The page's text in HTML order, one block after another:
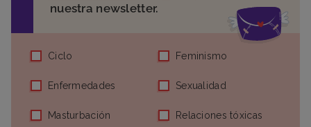
nuestra newsletter.
Ciclo Feminismo
Enfermedades Sexualidad
Masturbación Relaciones tóxicas